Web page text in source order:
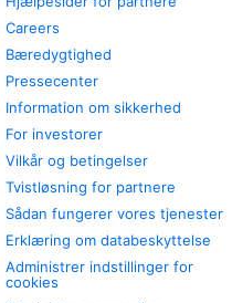
Careers
Bæredygtighed
Pressecenter
Information om sikkerhed
For investorer
Vilkår og betingelser
Tvistløsning for partnere
Sådan fungerer vores tjenester
Erklæring om databeskyttelse
Administrer indstillinger for
cookies